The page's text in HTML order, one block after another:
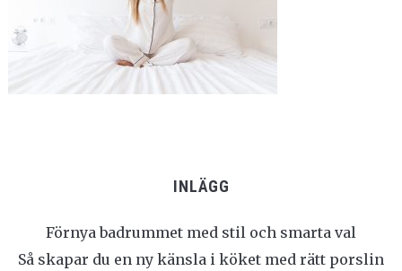
INLÄGG
Förnya badrummet med stil och smarta val
Så skapar du en ny känsla i köket med rätt porslin